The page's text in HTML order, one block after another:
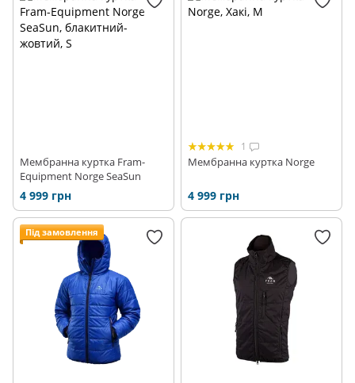
Мембранна куртка Fram-
Equipment Norge SeaSun
4 999 грн
1
Мембранна куртка Norge
4 999 грн
Під замовлення